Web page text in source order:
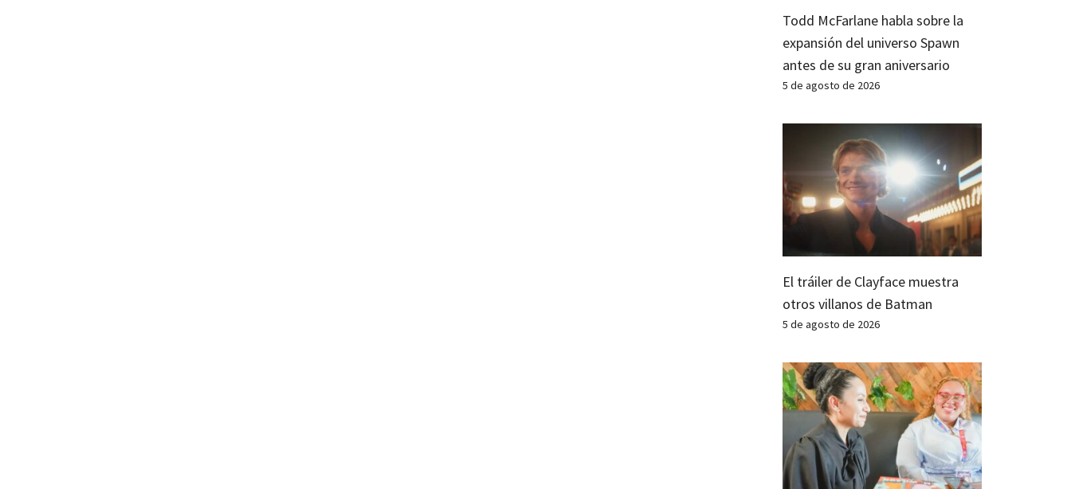
Todd McFarlane habla sobre la
expansión del universo Spawn
antes de su gran aniversario
5 de agosto de 2026
El tráiler de Clayface muestra
otros villanos de Batman
5 de agosto de 2026